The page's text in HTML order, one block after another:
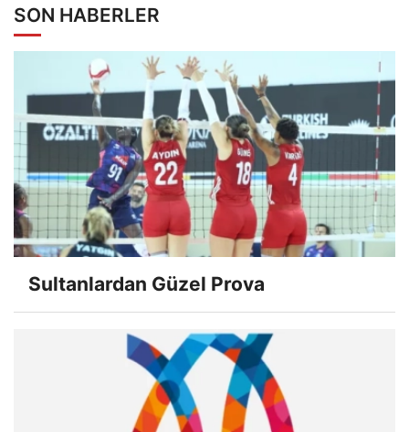
SON HABERLER
Sultanlardan Güzel Prova